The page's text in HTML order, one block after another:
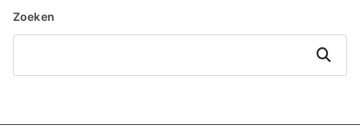
Zoeken
Zoeken